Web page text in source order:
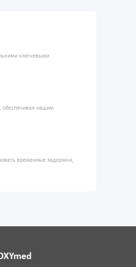
ключевыми
обеспечивая нашим
временные задержки,